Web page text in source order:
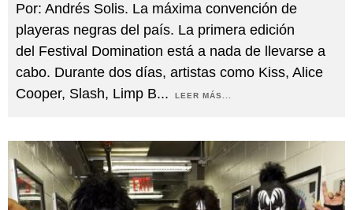
Por: Andrés Solis. La máxima convención de
playeras negras del país. La primera edición
del Festival Domination está a nada de llevarse a
cabo. Durante dos días, artistas como Kiss, Alice
Cooper, Slash, Limp B... LEER MÁS...